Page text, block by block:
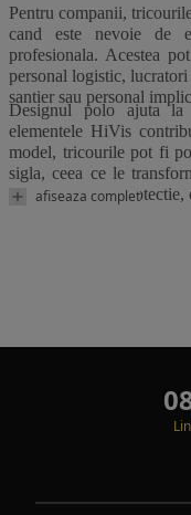
Pentru companii,
cand este nevoie de
profesionala. Acestea
personal logistic,
santier sau personal
Designul polo ajuta
elementele HiVis
model, tricourile pot fi
sigla, ceea ce le
care doresc atat
afiseaza complet